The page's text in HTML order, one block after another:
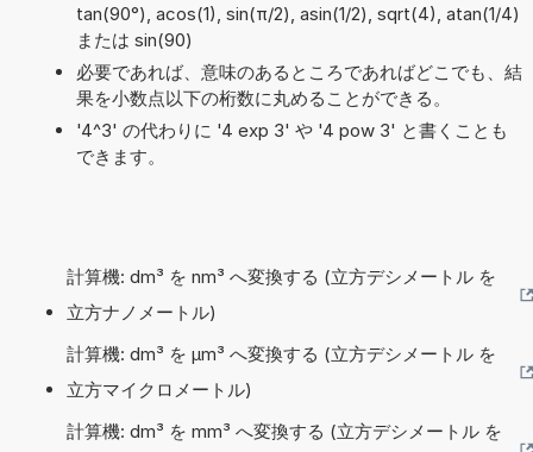
tan(90°), acos(1), sin(π/2), asin(1/2), sqrt(4), atan(1/4)
または sin(90)
必要であれば、意味のあるところであればどこでも、結
果を小数点以下の桁数に丸めることができる。
'4^3' の代わりに '4 exp 3' や '4 pow 3' と書くことも
できます。
計算機: dm³ を nm³ へ変換する (立方デシメートル を
立方ナノメートル)
計算機: dm³ を µm³ へ変換する (立方デシメートル を
立方マイクロメートル)
計算機: dm³ を mm³ へ変換する (立方デシメートル を